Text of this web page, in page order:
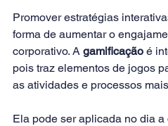
Promover estratégias
forma de aumentar o
corporativo. A gamificação é
pois traz elementos de jogos
as atividades e processos
Ela pode ser aplicada no dia